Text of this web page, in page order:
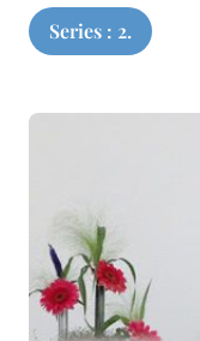
Series : 2.